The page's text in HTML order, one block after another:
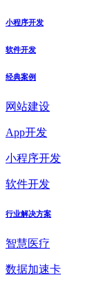
小程序开发
软件开发
经典案例
网站建设
App开发
小程序开发
软件开发
行业解决方案
智慧医疗
数据加速卡